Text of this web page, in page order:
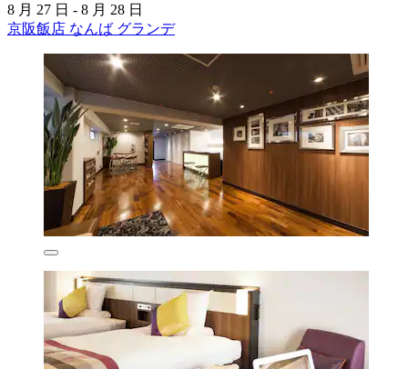
8 月 27 日 - 8 月 28 日
京阪飯店 なんば グランデ